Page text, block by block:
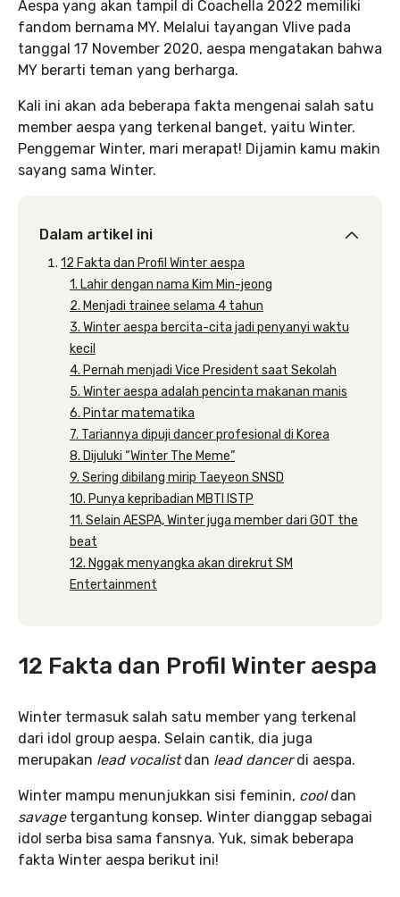
Aespa yang akan tampil di Coachella 2022 memiliki
fandom bernama MY. Melalui tayangan Vlive pada
tanggal 17 November 2020, aespa mengatakan bahwa
MY berarti teman yang berharga.
Kali ini akan ada beberapa fakta mengenai salah satu
member aespa yang terkenal banget, yaitu Winter.
Penggemar Winter, mari merapat! Dijamin kamu makin
sayang sama Winter.
Dalam artikel ini
12 Fakta dan Profil Winter aespa
1. Lahir dengan nama Kim Min-jeong
2. Menjadi trainee selama 4 tahun
3. Winter aespa bercita-cita jadi penyanyi waktu
kecil
4. Pernah menjadi Vice President saat Sekolah
5. Winter aespa adalah pencinta makanan manis
6. Pintar matematika
7. Tariannya dipuji dancer profesional di Korea
8. Dijuluki “Winter The Meme”
9. Sering dibilang mirip Taeyeon SNSD
10. Punya kepribadian MBTI ISTP
11. Selain AESPA, Winter juga member dari GOT the
beat
12. Nggak menyangka akan direkrut SM
Entertainment
12 Fakta dan Profil Winter aespa
Winter termasuk salah satu member yang terkenal
dari idol group aespa. Selain cantik, dia juga
merupakan lead vocalistdan lead dancerdi aespa.
Winter mampu menunjukkan sisi feminin, cooldan
savage tergantung konsep. Winter dianggap sebagai
idol serba bisa sama fansnya. Yuk, simak beberapa
fakta Winter aespa berikut ini!